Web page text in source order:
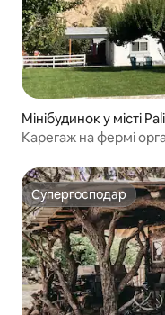
Мінібудинок у місті
Карегаж на фермі
Супергосподар
Супергосподар